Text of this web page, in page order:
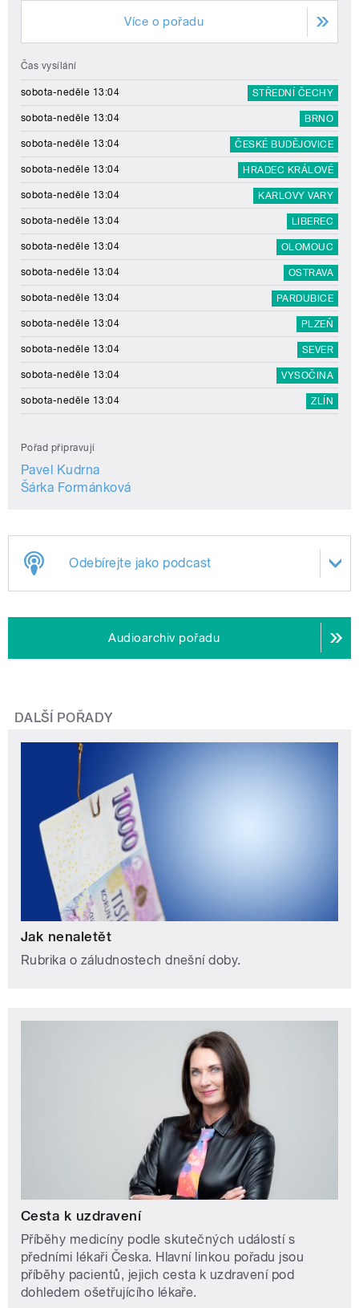
Více o pořadu
Čas vysílání
sobota-neděle 13:04 STŘEDNÍ ČECHY
sobota-neděle 13:04 BRNO
sobota-neděle 13:04 ČESKÉ BUDĚJOVICE
sobota-neděle 13:04 HRADEC KRÁLOVÉ
sobota-neděle 13:04 KARLOVY VARY
sobota-neděle 13:04 LIBEREC
sobota-neděle 13:04 OLOMOUC
sobota-neděle 13:04 OSTRAVA
sobota-neděle 13:04 PARDUBICE
sobota-neděle 13:04 PLZEŇ
sobota-neděle 13:04 SEVER
sobota-neděle 13:04 VYSOČINA
sobota-neděle 13:04 ZLÍN
Pořad připravují
Pavel Kudrna
Šárka Formánková
Odebírejte jako podcast
Audioarchiv pořadu
DALŠÍ POŘADY
Jak nenaletět
Rubrika o záludnostech dnešní doby.
Cesta k uzdravení
Příběhy medicíny podle skutečných událostí s
předními lékaři Česka. Hlavní linkou pořadu jsou
příběhy pacientů, jejich cesta k uzdravení pod
dohledem ošetřujícího lékaře.